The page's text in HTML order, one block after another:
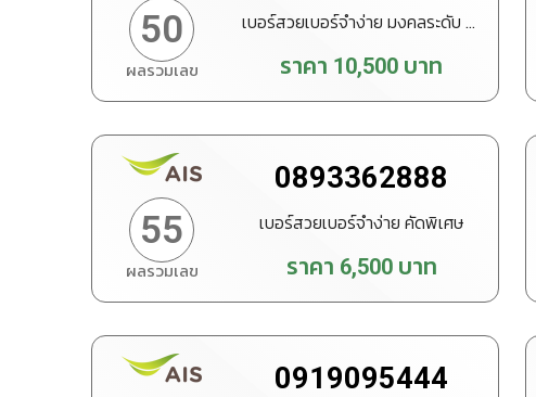
50
ผลรวมเลข
เบอร์สวยเบอร์จำง่าย มงคลระดับ VIP
ราคา 10,500 บาท
ทำนายเบอร์ สั่งซื้อ
0893362888
55
ผลรวมเลข
เบอร์สวยเบอร์จำง่าย คัดพิเศษ
ราคา 6,500บาท
ทำนายเบอร์ สั่งซื้อ
0919095444